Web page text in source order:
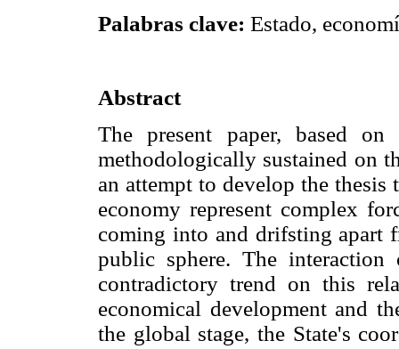
Palabras clave: Estado,
Abstract
The present paper, based
methodologically sustained on
an attempt to develop the
economy represent complex
coming into and drifsting apart
public sphere. The
contradictory trend on this
economical development and
the global stage, the State's